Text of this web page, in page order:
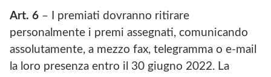
Art. 6 – I premiati dovranno ritirare
personalmente i premi assegnati, comunicando
assolutamente, a mezzo fax, telegramma o e-mail
la loro presenza entro il 30 giugno 2022. La